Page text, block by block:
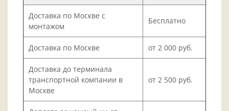
Доставка по Москве с
монтажом
Бесплатно
Доставка по Москве от 2 000 руб.
Доставка до терминала
транспортной компании в
Москве
от 2 500 руб.